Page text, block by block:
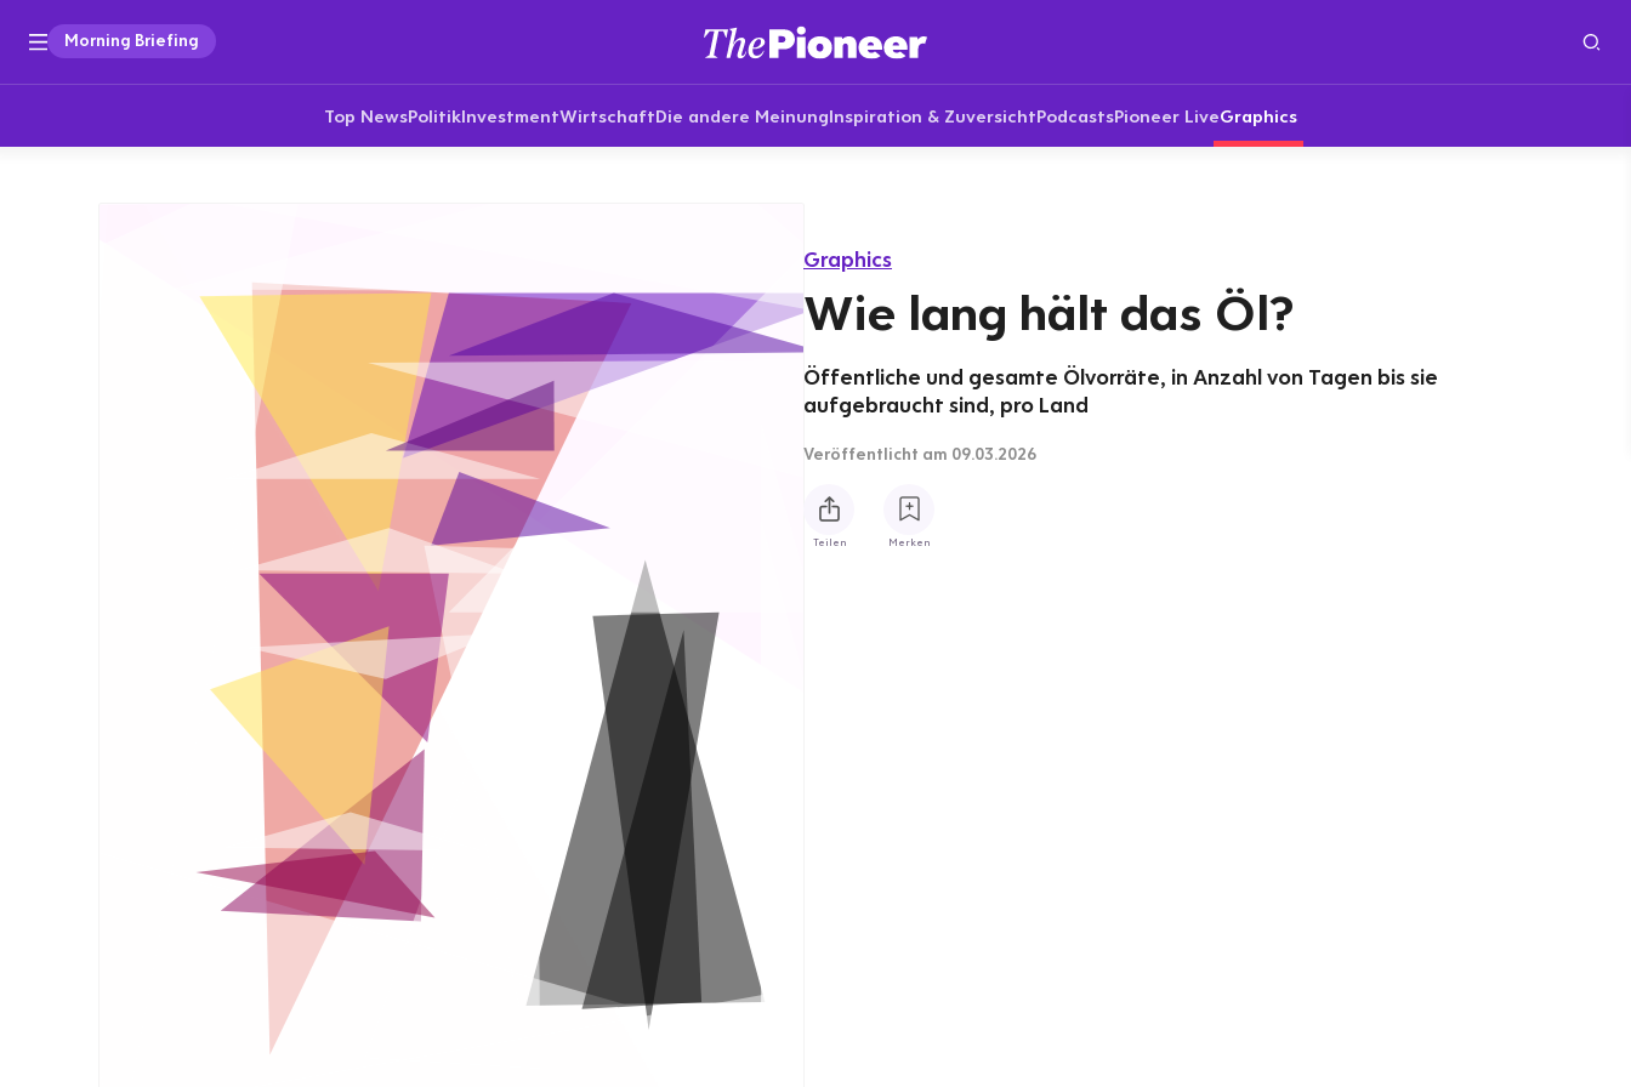
Morning Briefing
Top NewsPolitikInvestmentWirtschaftDie andere MeinungInspiration & ZuversichtPodcastsPioneer LiveGraphics
Graphics
Wie lang hält das Öl?
Öffentliche und gesamte Ölvorräte, in Anzahl von Tagen bis sie
aufgebraucht sind, pro Land
Veröffentlicht am 09.03.2026
Teilen Merken